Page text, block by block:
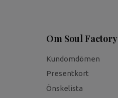
Om Soul Factory
Kundomdömen
Presentkort
Önskelista